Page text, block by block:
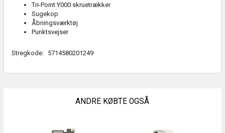
Tri-Point Y000 skruetrækker
Sugekop
Åbningsværktøj
Punktsvejser
Stregkode: 5714580201249
ANDRE KØBTE OGSÅ